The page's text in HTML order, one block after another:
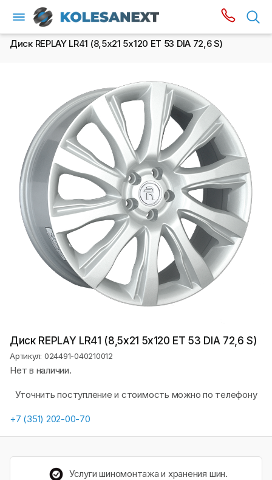
Диск REPLAY LR41 (8,5х21 5x120 ET 53 DIA 72,6 S)
Диск REPLAY LR41 (8,5х21 5x120 ET 53 DIA 72,6 S)
Артикул: 024491-040210012
Нет в наличии.
Уточнить поступление и стоимость можно по телефону
+7 (351) 202-00-70
Услуги шиномонтажа и хранения шин.